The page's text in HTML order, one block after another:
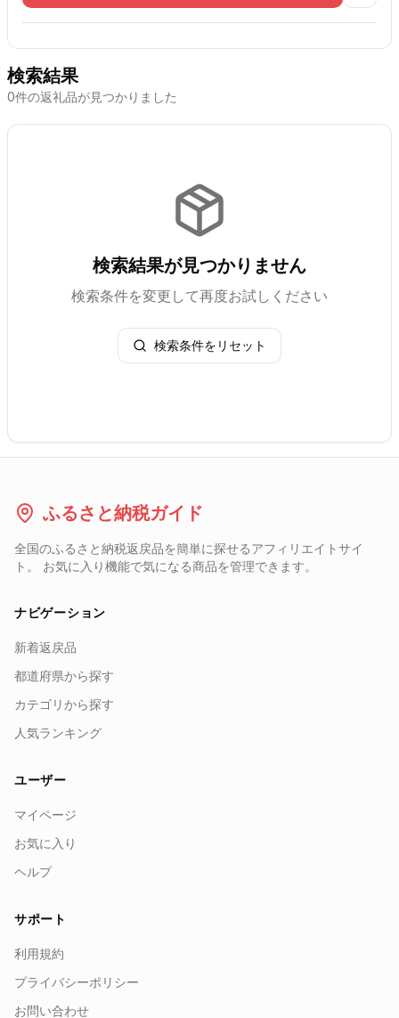
検索結果
0件の返礼品が見つかりました
検索結果が見つかりません
検索条件を変更して再度お試しください
検索条件をリセット
ふるさと納税ガイド
全国のふるさと納税返戻品を簡単に探せるアフィリエイトサイ
ト。 お気に入り機能で気になる商品を管理できます。
ナビゲーション
新着返戻品
都道府県から探す
カテゴリから探す
人気ランキング
ユーザー
マイページ
お気に入り
ヘルプ
サポート
利用規約
プライバシーポリシー
お問い合わせ